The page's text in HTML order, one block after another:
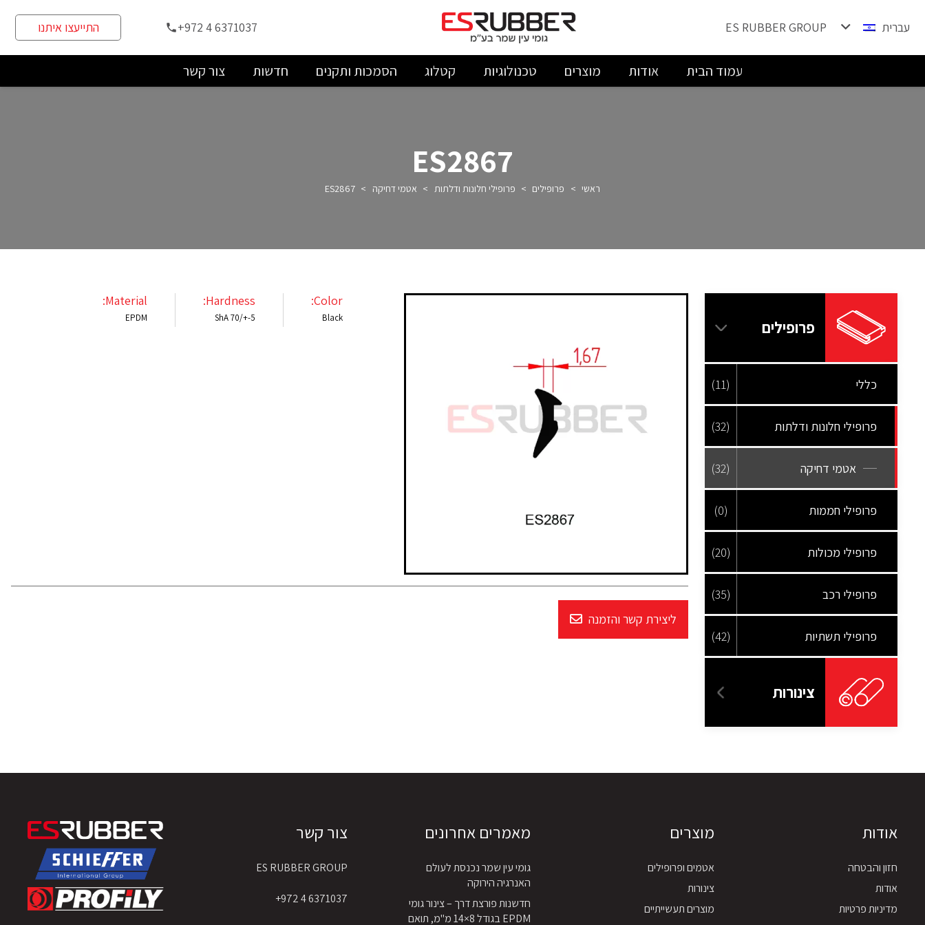
התייעצו איתנו phone+972 4 6371037 ES RUBBER GROUP עברית
עמוד הבית אודות מוצרים טכנולוגיות קטלוג הסמכות ותקנים חדשות צור קשר
ES2867
ראשי > פרופילים > פרופילי חלונות ודלתות > אטמי דחיקה >
ES2867
פרופילים
כללי (11)
פרופילי חלונות ודלתות (32)
אטמי דחיקה (32)
פרופילי חממות (0)
פרופילי מכולות (20)
פרופילי רכב (35)
פרופילי תשתיות (42)
צינורות
Color:
Black
Hardness:
ShA 70/+-5
Material:
EPDM
ליצירת קשר והזמנה
אודות
חזון והבטחה
אודות
מדיניות פרטיות
מוצרים
אטמים ופרופילים
צינורות
מוצרים תעשייתיים
מאמרים אחרונים
גומי עין שמר נכנסת לעולם
האנרגיה הירוקה
חדשנות פורצת דרך – צינור גומי
EPDM בגודל 8×14 מ"מ, תואם
צור קשר
ES RUBBER GROUP
6371037 4 972+